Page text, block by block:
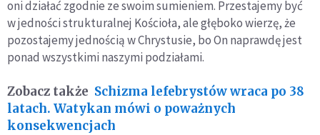
oni działać zgodnie ze swoim sumieniem. Przestajemy być
w jedności strukturalnej Kościoła, ale głęboko wierzę, że
pozostajemy jednością w Chrystusie, bo On naprawdę jest
ponad wszystkimi naszymi podziałami.
Zobacz także Schizma lefebrystów wraca po 38
latach. Watykan mówi o poważnych
konsekwencjach